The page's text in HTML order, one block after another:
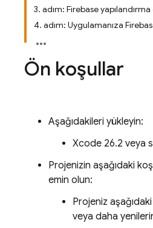
3. adım: Firebase
4. adım: Uygulamanıza
Ön koşullar
Aşağıdakileri yükleyin:
Xcode 26.2 veya
Projenizin aşağıdaki
emin olun:
Projeniz
veya daha